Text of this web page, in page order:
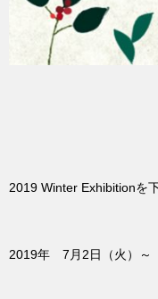
2019 Winter Exhibitionを
2019年 7月2日（火）